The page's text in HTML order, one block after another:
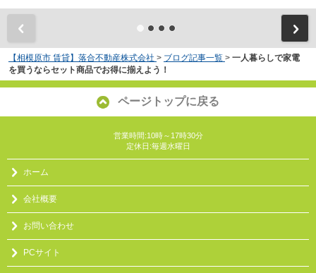
【相模原市 賃貸】落合不動産株式会社 > ブログ記事一覧 > 一人暮らしで家電
を買うならセット商品でお得に揃えよう！
ページトップに戻る
営業時間:10時～17時30分
定休日:毎週水曜日
ホーム
会社概要
お問い合わせ
PCサイト